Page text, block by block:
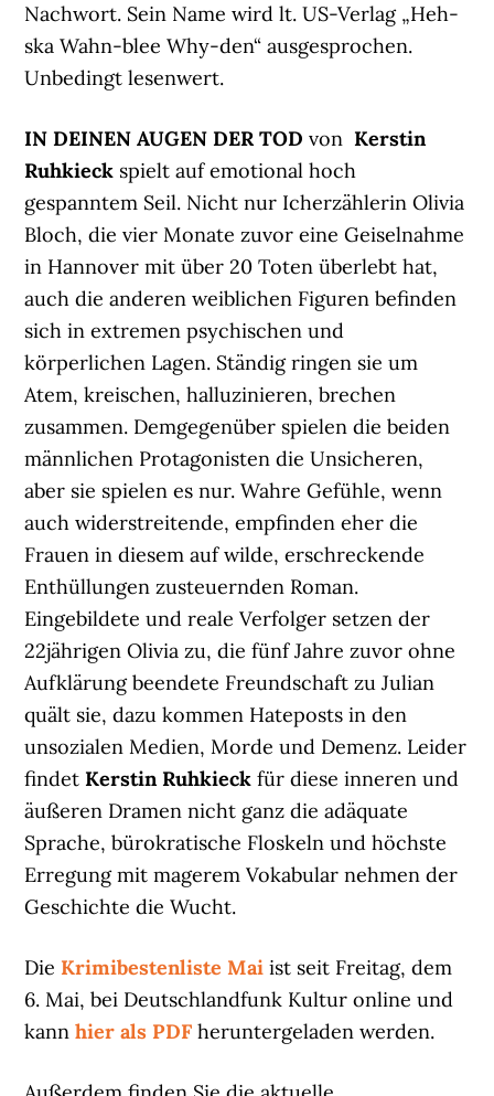
Nachwort. Sein Name wird lt. US-Verlag „Heh-
ska Wahn-blee Why-den“ ausgesprochen.
Unbedingt lesenwert.
IN DEINEN AUGEN DER TOD vonKerstin
Ruhkieck spielt auf emotional hoch
gespanntem Seil. Nicht nur Icherzählerin Olivia
Bloch, die vier Monate zuvor eine Geiselnahme
in Hannover mit über 20 Toten überlebt hat,
auch die anderen weiblichen Figuren befinden
sich in extremen psychischen und
körperlichen Lagen. Ständig ringen sie um
Atem, kreischen, halluzinieren, brechen
zusammen. Demgegenüber spielen die beiden
männlichen Protagonisten die Unsicheren,
aber sie spielen es nur. Wahre Gefühle, wenn
auch widerstreitende, empfinden eher die
Frauen in diesem auf wilde, erschreckende
Enthüllungen zusteuernden Roman.
Eingebildete und reale Verfolger setzen der
22jährigen Olivia zu, die fünf Jahre zuvor ohne
Aufklärung beendete Freundschaft zu Julian
quält sie, dazu kommen Hateposts in den
unsozialen Medien, Morde und Demenz. Leider
findetKerstin Ruhkieck für diese inneren und
äußeren Dramen nicht ganz die adäquate
Sprache, bürokratische Floskeln und höchste
Erregung mit magerem Vokabular nehmen der
Geschichte die Wucht.
Die Krimibestenliste Mai ist seit Freitag, dem
6. Mai, bei Deutschlandfunk Kultur online und
kannhier als PDF heruntergeladen werden.